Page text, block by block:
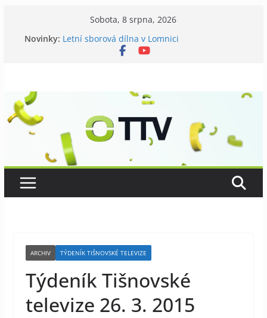
Sobota, 8 srpna, 2026
Novinky:
Galerii vládne Ticho Petra Nikla
Letní sborová dílna v Lomnici
Chovatelé si připomněli 120 let své existence
ARCHIV TÝDENÍK TIŠNOVSKÉ TELEVIZE
Týdeník Tišnovské
televize 26. 3. 2015